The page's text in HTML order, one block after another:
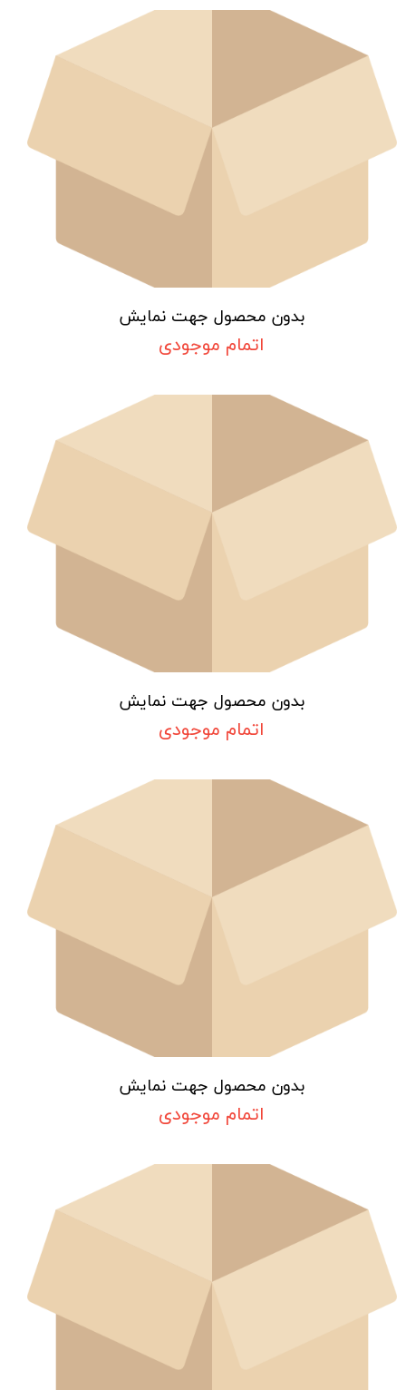
بدون محصول جهت نمایش
اتمام موجودی
بدون محصول جهت نمایش
اتمام موجودی
بدون محصول جهت نمایش
اتمام موجودی